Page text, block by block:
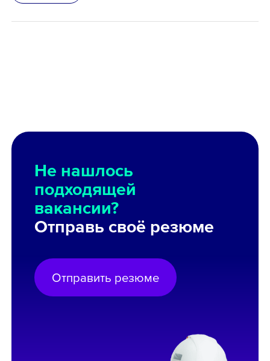
Не нашлось
подходящей
вакансии?
Отправь своё резюме
Отправить резюме